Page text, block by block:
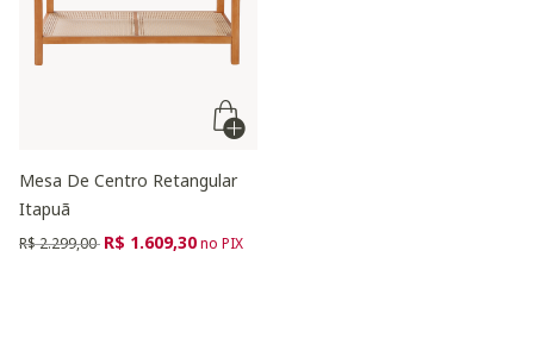
Mesa De Centro Retangular
Itapuã
Preço reduzido de
R$ 2.299,00 para
R$ 1.609,30no PIX